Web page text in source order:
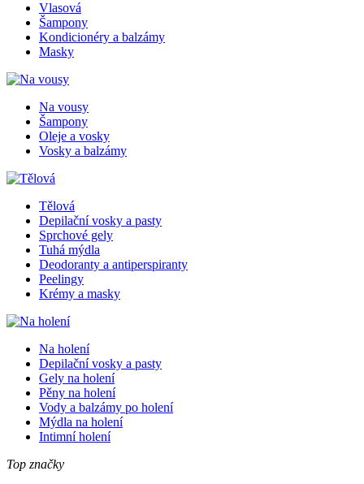
Vlasová
Šampony
Kondicionéry a balzámy
Masky
Na vousy
Šampony
Oleje a vosky
Vosky a balzámy
Tělová
Depilační vosky a pasty
Sprchové gely
Tuhá mýdla
Deodoranty a antiperspiranty
Peelingy
Krémy a masky
Na holení
Depilační vosky a pasty
Gely na holení
Pěny na holení
Vody a balzámy po holení
Mýdla na holení
Intimní holení
Top značky